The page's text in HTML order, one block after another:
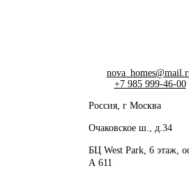
+7 985 999-46-00
Россия, г Москва
Очаковское ш., д.34
БЦ West Park, 6 этаж,
А 611